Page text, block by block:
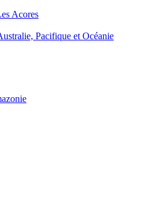
Acores
Pacifique et Océanie